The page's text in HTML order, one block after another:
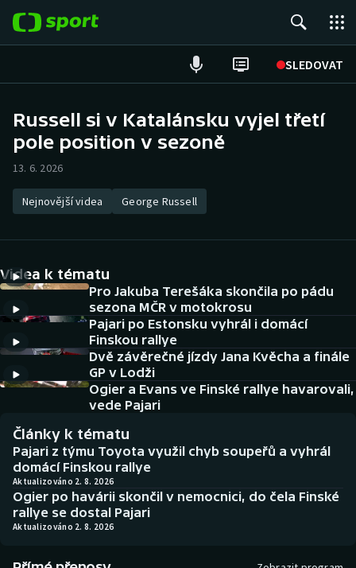
SLEDOVAT
Hokej
Atletika
DALŠÍ SPORTY
Americký fotbal
Baseball a softbal
Biatlon
Boby a skeleton
Box
Curling
NEPŘEHLÉDNĚTE
Historické návraty
Aplikace ČT sport
AZ kvíz
Russell si v Katalánsku vyjel třetí
pole position v sezoně
13. 6. 2026
Nejnovější videa George Russell
Videa k tématu
Pro Jakuba Terešáka skončila po pádu
sezona MČR v motokrosu
Pajari po Estonsku vyhrál i domácí
Finskou rallye
Dvě závěrečné jízdy Jana Kvěcha a finále
GP v Lodži
Ogier a Evans ve Finské rallye havarovali,
vede Pajari
Články k tématu
Pajari z týmu Toyota využil chyb soupeřů a vyhrál
domácí Finskou rallye
Aktualizováno 2. 8. 2026
Ogier po havárii skončil v nemocnici, do čela Finské
rallye se dostal Pajari
Aktualizováno 2. 8. 2026